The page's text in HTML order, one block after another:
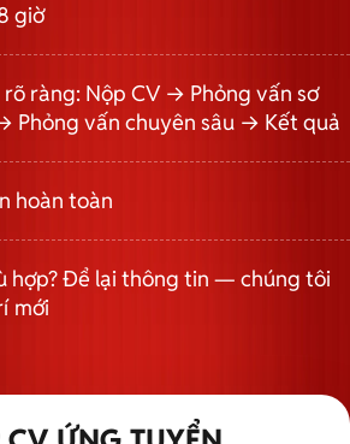
giờ
ràng: Nộp CV → Phỏng vấn sơ
Phỏng vấn chuyên sâu → Kết quả
hoàn toàn
hợp? Để lại thông tin — chúng tôi
mới